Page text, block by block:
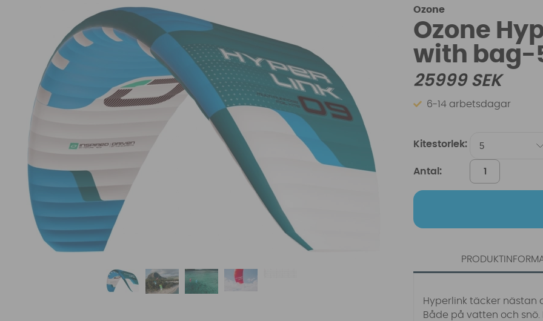
Ozone
Ozone
with bag-
25999SEK
6-14 arbetsdagar
Kitestorlek:
Antal:
Hyperlink täcker nästan
Både på vatten och